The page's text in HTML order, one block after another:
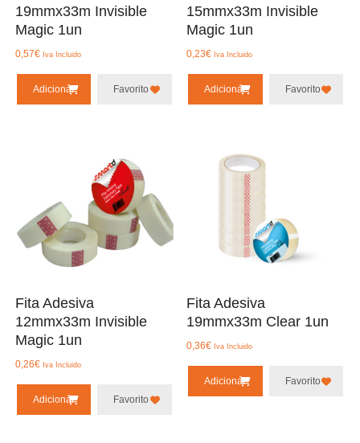
19mmx33m Invisible
Magic 1un
0,57€ Iva Incluido
Adicionar Favorito
15mmx33m Invisible
Magic 1un
0,23€ Iva Incluido
Adicionar Favorito
Fita Adesiva
12mmx33m Invisible
Magic 1un
0,26€ Iva Incluido
Adicionar Favorito
Fita Adesiva
19mmx33m Clear 1un
0,36€ Iva Incluido
Adicionar Favorito